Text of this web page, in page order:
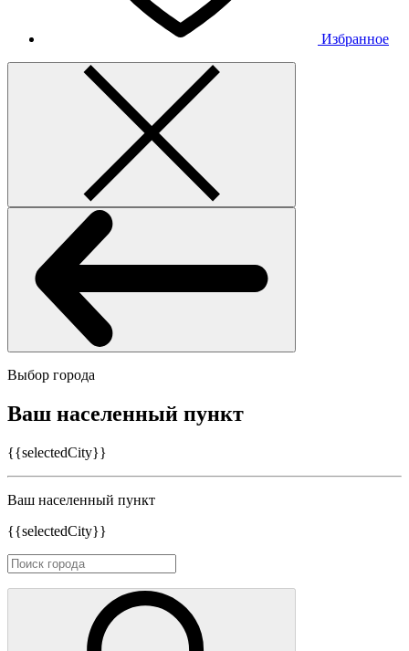
Избранное
Выбор города
Ваш населенный пункт
{{selectedCity}}
Ваш населенный пункт
{{selectedCity}}